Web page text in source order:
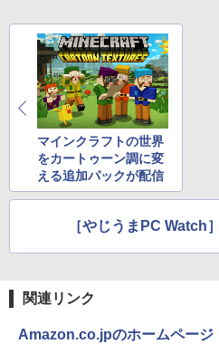
￥169,290
[Explicit]
￥250
On My Road
￥250
On My Road
【
ET ラベルレ
￥1,112
by Amazon
￥1,117
by Amazon
エース)
￥832
ONE PIECE
クスDIGITAL)
￥594
コミックス
マインクラフトの世界
をカートゥーン調に変
える追加パックが配信
［やじうまPC Watch
関連リンク
Amazon.co.jpのホームページ